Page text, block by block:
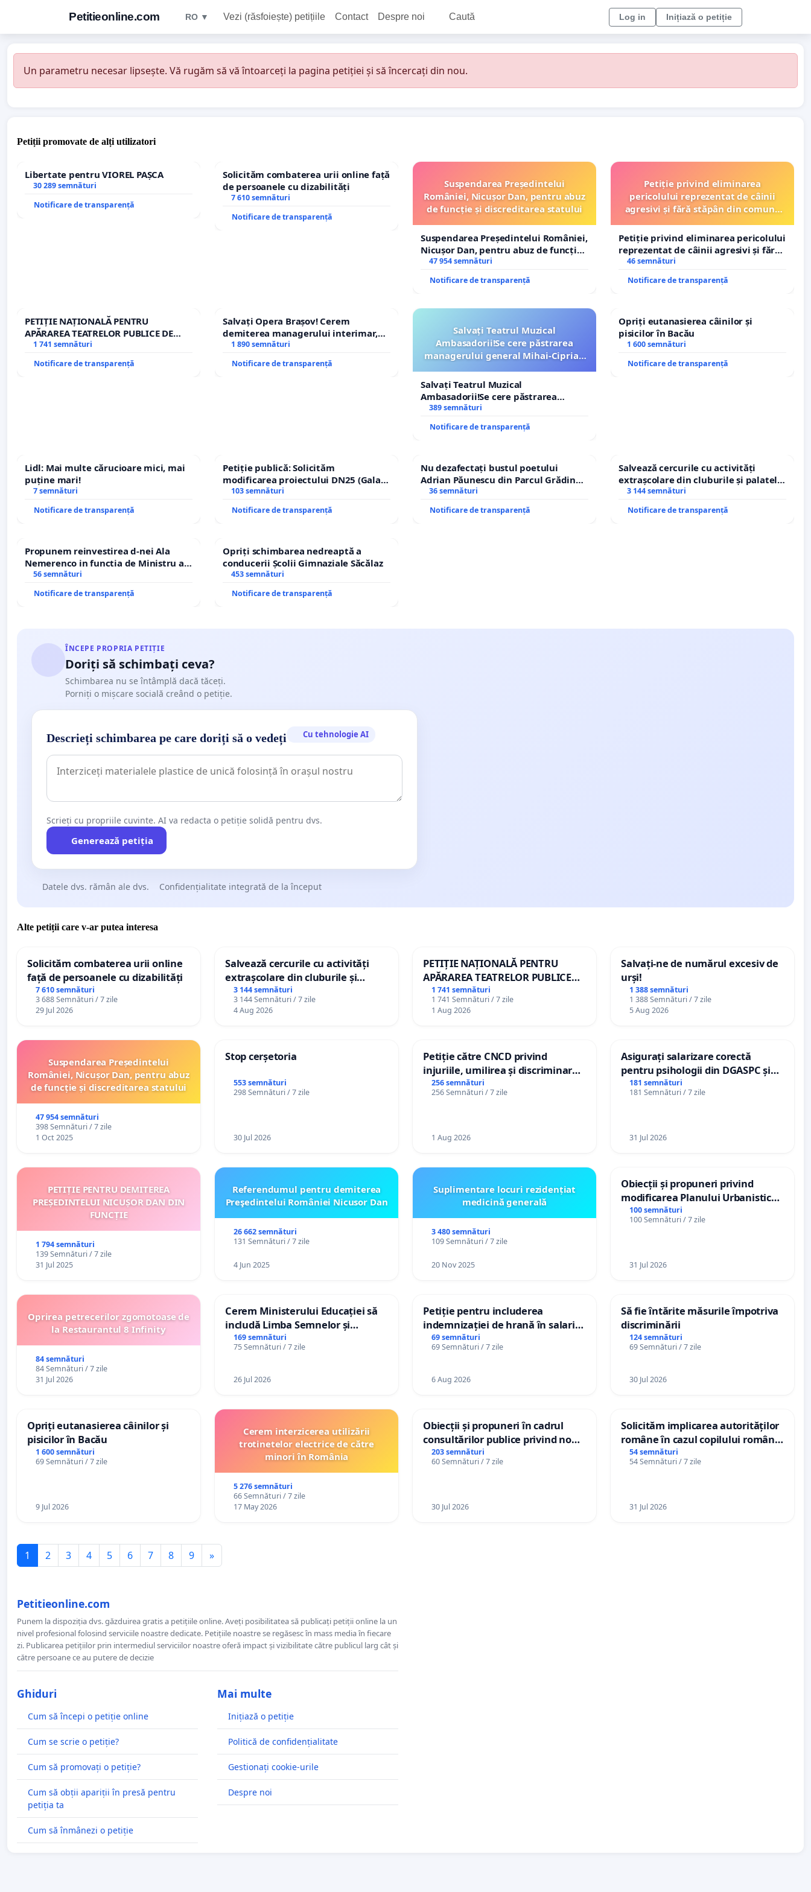
Petitieonline.com RO ▼ Vezi (răsfoiește) petițiile Contact Despre noi Caută Log in Inițiază o petiție
Un parametru necesar lipsește. Vă rugăm să vă întoarceți la pagina petiției și să încercați din nou.
Petiții promovate de alți utilizatori
Libertate pentru VIOREL PAȘCA
30 289 semnături
Notificare de transparență
Solicităm combaterea urii online față
de persoanele cu dizabilități
7 610 semnături
Notificare de transparență
Suspendarea Președintelui
României, Nicușor Dan, pentru abuz
de funcție și discreditarea statului
Suspendarea Președintelui României,
Nicușor Dan, pentru abuz de funcție
și discreditarea statului
47 954 semnături
Notificare de transparență
Petiție privind eliminarea
pericolului reprezentat de câinii
agresivi și fără stăpân din comuna
Petiție privind eliminarea pericolului
reprezentat de câinii agresivi și fără
stăpân din comuna Tunari
46 semnături
Notificare de transparență
PETIȚIE NAȚIONALĂ PENTRU
APĂRAREA TEATRELOR PUBLICE DE
REPERTORIU DIN ROMÂNIA
1 741 semnături
Notificare de transparență
Salvați Opera Brașov! Cerem
demiterea managerului interimar,
Petrean Lucian-Marius!
1 890 semnături
Notificare de transparență
Salvați Teatrul Muzical
Ambasadorii!Se cere păstrarea
managerului general Mihai-Ciprian
Salvați Teatrul Muzical
Ambasadorii!Se cere păstrarea
managerului general Mihai-Ciprian
ROGOJAN
389 semnături
Notificare de transparență
Opriți eutanasierea câinilor și
pisicilor în Bacău
1 600 semnături
Notificare de transparență
Lidl: Mai multe cărucioare mici, mai
puține mari!
7 semnături
Notificare de transparență
Petiție publică: Solicităm
modificarea proiectului DN25 (Galați
– Hanu Conachi) prin devierea
traseului în afara localităților!
103 semnături
Notificare de transparență
Nu dezafectați bustul poetului
Adrian Păunescu din Parcul Grădina
Icoanei! Stop cenzurii culturale!
36 semnături
Notificare de transparență
Salvează cercurile cu activități
extrașcolare din cluburile și palatele
copiilor
3 144 semnături
Notificare de transparență
Propunem reinvestirea d-nei Ala
Nemerenco in functia de Ministru al
Sanatatii
56 semnături
Notificare de transparență
Opriți schimbarea nedreaptă a
conducerii Școlii Gimnaziale Săcălaz
453 semnături
Notificare de transparență
ÎNCEPE PROPRIA PETIȚIE
Doriți să schimbați ceva?
Schimbarea nu se întâmplă dacă tăceți.
Porniți o mișcare socială creând o petiție.
Descrieți schimbarea pe care doriți să o vedeți Cu tehnologie AI
Scrieți cu propriile cuvinte. AI va redacta o petiție solidă pentru dvs.
Generează petiția
Datele dvs. rămân ale dvs. Confidențialitate integrată de la început
Alte petiții care v-ar putea interesa
Solicităm combaterea urii online
față de persoanele cu dizabilități
7 610 semnături
3 688 Semnături / 7 zile
29 Jul 2026
Salvează cercurile cu activități
extrașcolare din cluburile și
palatele copiilor
3 144 semnături
3 144 Semnături / 7 zile
4 Aug 2026
PETIȚIE NAȚIONALĂ PENTRU
APĂRAREA TEATRELOR PUBLICE
DE REPERTORIU DIN ROMÂNIA
1 741 semnături
1 741 Semnături / 7 zile
1 Aug 2026
Salvați-ne de numărul excesiv de
urși!
1 388 semnături
1 388 Semnături / 7 zile
5 Aug 2026
Suspendarea Președintelui
României, Nicușor Dan, pentru abuz
de funcție și discreditarea statului
47 954 semnături
398 Semnături / 7 zile
1 Oct 2025
Stop cerșetoria
553 semnături
298 Semnături / 7 zile
30 Jul 2026
Petiție către CNCD privind
injuriile, umilirea și discriminarea
persoanelor cu dizabilități de
către utilizatorul TikTok „Gorici”
256 semnături
256 Semnături / 7 zile
1 Aug 2026
Asigurați salarizare corectă
pentru psihologii din DGASPC și
spitale
181 semnături
181 Semnături / 7 zile
31 Jul 2026
PETIȚIE PENTRU DEMITEREA
PREȘEDINTELUI NICUȘOR DAN DIN
FUNCȚIE
1 794 semnături
139 Semnături / 7 zile
31 Jul 2025
Referendumul pentru demiterea
Preşedintelui României Nicusor Dan
26 662 semnături
131 Semnături / 7 zile
4 Jun 2025
Suplimentare locuri rezidențiat
medicină generală
3 480 semnături
109 Semnături / 7 zile
20 Nov 2025
Obiecții și propuneri privind
modificarea Planului Urbanistic
General al orașului Ialoveni
100 semnături
100 Semnături / 7 zile
31 Jul 2026
Oprirea petrecerilor zgomotoase de
la Restaurantul 8 Infinity
84 semnături
84 Semnături / 7 zile
31 Jul 2026
Cerem Ministerului Educației să
includă Limba Semnelor și
alfabetul Braille în școlile din
Republica Moldova!
169 semnături
75 Semnături / 7 zile
26 Jul 2026
Petiție pentru includerea
indemnizației de hrană în salariul
de bază și protejarea gradațiilor
de vechime pentru asistenții
69 semnături
69 Semnături / 7 zile
6 Aug 2026
Să fie întărite măsurile împotriva
discriminării
124 semnături
69 Semnături / 7 zile
30 Jul 2026
Opriți eutanasierea câinilor și
pisicilor în Bacău
1 600 semnături
69 Semnături / 7 zile
9 Jul 2026
Cerem interzicerea utilizării
trotinetelor electrice de către
minori în România
5 276 semnături
66 Semnături / 7 zile
17 May 2026
Obiecții și propuneri în cadrul
consultărilor publice privind noul
Plan Urbanistic General (PUG)
Ialoveni
203 semnături
60 Semnături / 7 zile
30 Jul 2026
Solicităm implicarea autorităților
române în cazul copilului român
Wiliam Kristian Gheorghe, aflat în
plasament în Danemarca de 12
54 semnături
54 Semnături / 7 zile
31 Jul 2026
1 2 3 4 5 6 7 8 9 »
Petitieonline.com
Punem la dispoziția dvs. găzduirea gratis a petițiile online. Aveți posibilitatea să publicați petiții online la un
nivel profesional folosind serviciile noastre dedicate. Petițiile noastre se regăsesc în mass media în fiecare
zi. Publicarea petițiilor prin intermediul serviciilor noastre oferă impact și vizibilitate către publicul larg cât și
către persoane ce au putere de decizie
Ghiduri
Cum să începi o petiție online
Cum se scrie o petiție?
Cum să promovați o petiție?
Cum să obții apariții în presă pentru
petiția ta
Cum să înmânezi o petiție
Mai multe
Inițiază o petiție
Politică de confidențialitate
Gestionați cookie-urile
Despre noi